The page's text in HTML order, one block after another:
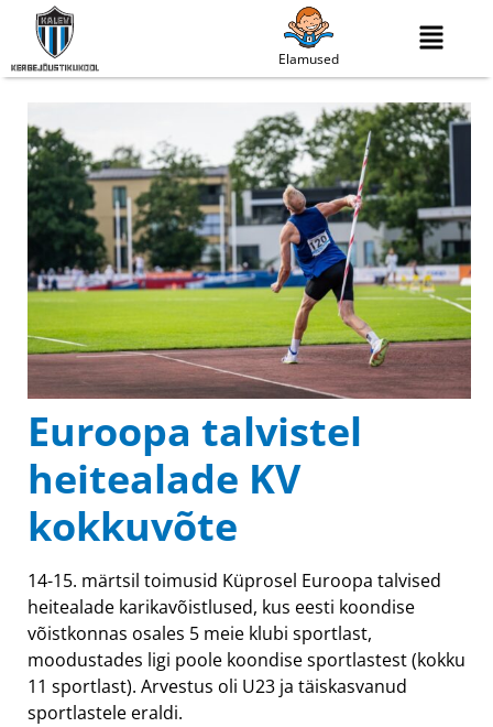
Elamused
Euroopa talvistel
heitealade KV
kokkuvõte
14-15. märtsil toimusid Küprosel Euroopa talvised
heitealade karikavõistlused, kus eesti koondise
võistkonnas osales 5 meie klubi sportlast,
moodustades ligi poole koondise sportlastest (kokku
11 sportlast). Arvestus oli U23 ja täiskasvanud
sportlastele eraldi.